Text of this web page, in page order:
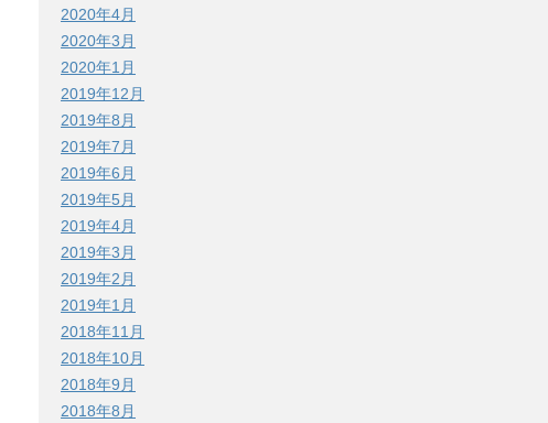
2020年4月
2020年3月
2020年1月
2019年12月
2019年8月
2019年7月
2019年6月
2019年5月
2019年4月
2019年3月
2019年2月
2019年1月
2018年11月
2018年10月
2018年9月
2018年8月